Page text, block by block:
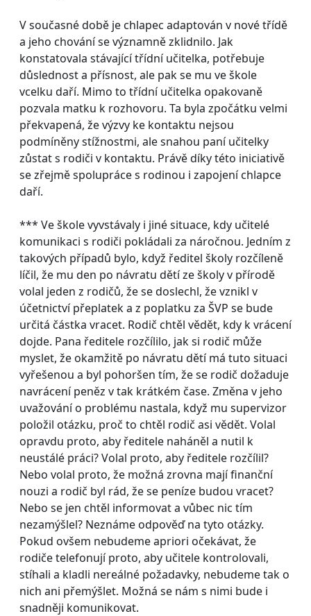
V současné době je chlapec adaptován v nové třídě
a jeho chování se významně zklidnilo. Jak
konstatovala stávající třídní učitelka, potřebuje
důslednost a přísnost, ale pak se mu ve škole
vcelku daří. Mimo to třídní učitelka opakovaně
pozvala matku k rozhovoru. Ta byla zpočátku velmi
překvapená, že výzvy ke kontaktu nejsou
podmíněny stížnostmi, ale snahou paní učitelky
zůstat s rodiči v kontaktu. Právě díky této iniciativě
se zřejmě spolupráce s rodinou i zapojení chlapce
daří.
*** Ve škole vyvstávaly i jiné situace, kdy učitelé
komunikaci s rodiči pokládali za náročnou. Jedním z
takových případů bylo, když ředitel školy rozčíleně
líčil, že mu den po návratu dětí ze školy v přírodě
volal jeden z rodičů, že se doslechl, že vznikl v
účetnictví přeplatek a z poplatku za ŠVP se bude
určitá částka vracet. Rodič chtěl vědět, kdy k vrácení
dojde. Pana ředitele rozčílilo, jak si rodič může
myslet, že okamžitě po návratu dětí má tuto situaci
vyřešenou a byl pohoršen tím, že se rodič dožaduje
navrácení peněz v tak krátkém čase. Změna v jeho
uvažování o problému nastala, když mu supervizor
položil otázku, proč to chtěl rodič asi vědět. Volal
opravdu proto, aby ředitele naháněl a nutil k
neustálé práci? Volal proto, aby ředitele rozčílil?
Nebo volal proto, že možná zrovna mají finanční
nouzi a rodič byl rád, že se peníze budou vracet?
Nebo se jen chtěl informovat a vůbec nic tím
nezamýšlel? Neznáme odpověď na tyto otázky.
Pokud ovšem nebudeme apriori očekávat, že
rodiče telefonují proto, aby učitele kontrolovali,
stíhali a kladli nereálné požadavky, nebudeme tak o
nich ani přemýšlet. Možná se nám s nimi bude i
snadněji komunikovat.